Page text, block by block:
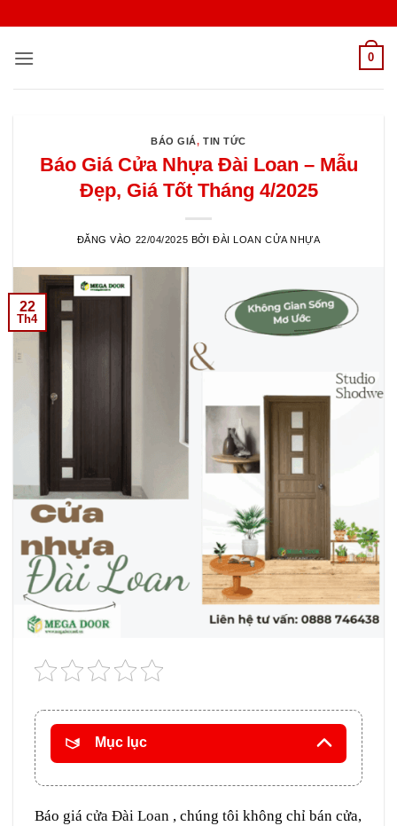
nội
0
BÁO GIÁ,TIN TỨC
Báo Giá Cửa Nhựa Đài Loan – Mẫu
Đẹp, Giá Tốt Tháng 4/2025
ĐĂNG VÀO 22/04/2025 BỞI ĐÀI LOAN CỬA NHỰA
22
Th4
Mục lục
Báo giá cửa Đài Loan , chúng tôi không chỉ bán cửa,